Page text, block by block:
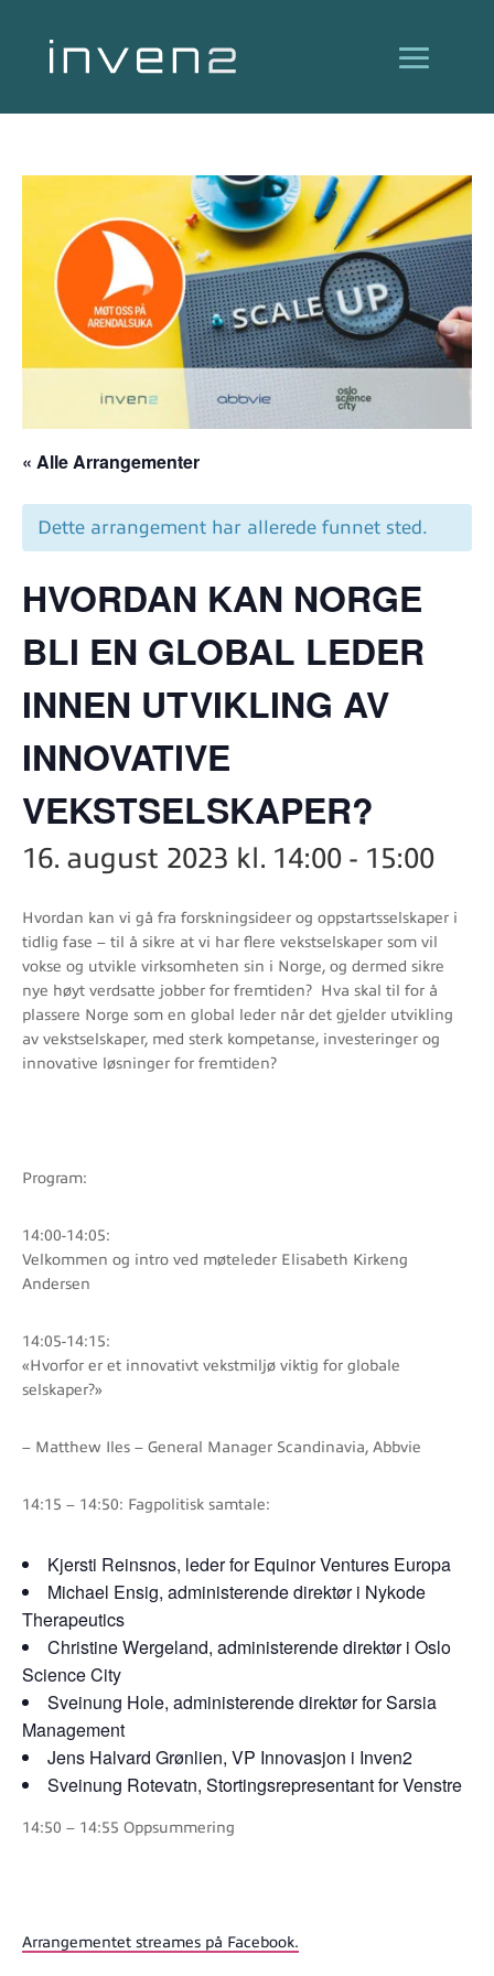
« Alle Arrangementer
Dette arrangement har allerede funnet sted.
HVORDAN KAN NORGE
BLI EN GLOBAL LEDER
INNEN UTVIKLING AV
INNOVATIVE
VEKSTSELSKAPER?
16. august 2023 kl. 14:00 - 15:00
Hvordan kan vi gå fra forskningsideer og oppstartsselskaper i
tidlig fase – til å sikre at vi har flere vekstselskaper som vil
vokse og utvikle virksomheten sin i Norge, og dermed sikre
nye høyt verdsatte jobber for fremtiden? Hva skal til for å
plassere Norge som en global leder når det gjelder utvikling
av vekstselskaper, med sterk kompetanse, investeringer og
innovative løsninger for fremtiden?
Program:
14:00-14:05:
Velkommen og intro ved møteleder Elisabeth Kirkeng
Andersen
14:05-14:15:
«Hvorfor er et innovativt vekstmiljø viktig for globale
selskaper?»
– Matthew Iles – General Manager Scandinavia, Abbvie
14:15 – 14:50: Fagpolitisk samtale:
Kjersti Reinsnos, leder for Equinor Ventures Europa
Michael Ensig, administerende direktør i Nykode
Therapeutics
Christine Wergeland, administerende direktør i Oslo
Science City
Sveinung Hole, administerende direktør for Sarsia
Management
Jens Halvard Grønlien, VP Innovasjon i Inven2
Sveinung Rotevatn, Stortingsrepresentant for Venstre
14:50 – 14:55 Oppsummering
Arrangementet streames på Facebook.